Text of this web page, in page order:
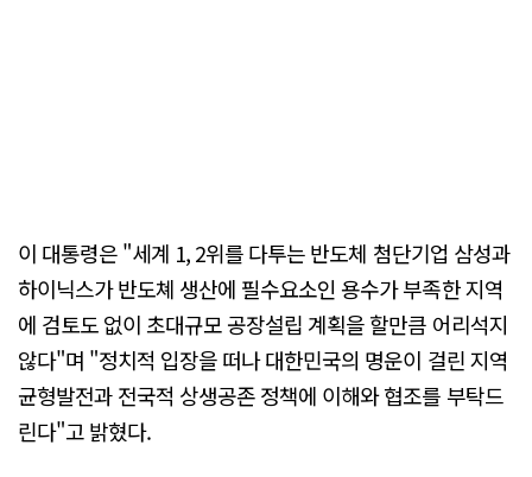
이 대통령은 "세계 1, 2위를 다투는 반도체 첨단기업 삼성과
하이닉스가 반도쳬 생산에 필수요소인 용수가 부족한 지역
에 검토도 없이 초대규모 공장설립 계획을 할만큼 어리석지
않다"며 "정치적 입장을 떠나 대한민국의 명운이 걸린 지역
균형발전과 전국적 상생공존 정책에 이해와 협조를 부탁드
린다"고 밝혔다.